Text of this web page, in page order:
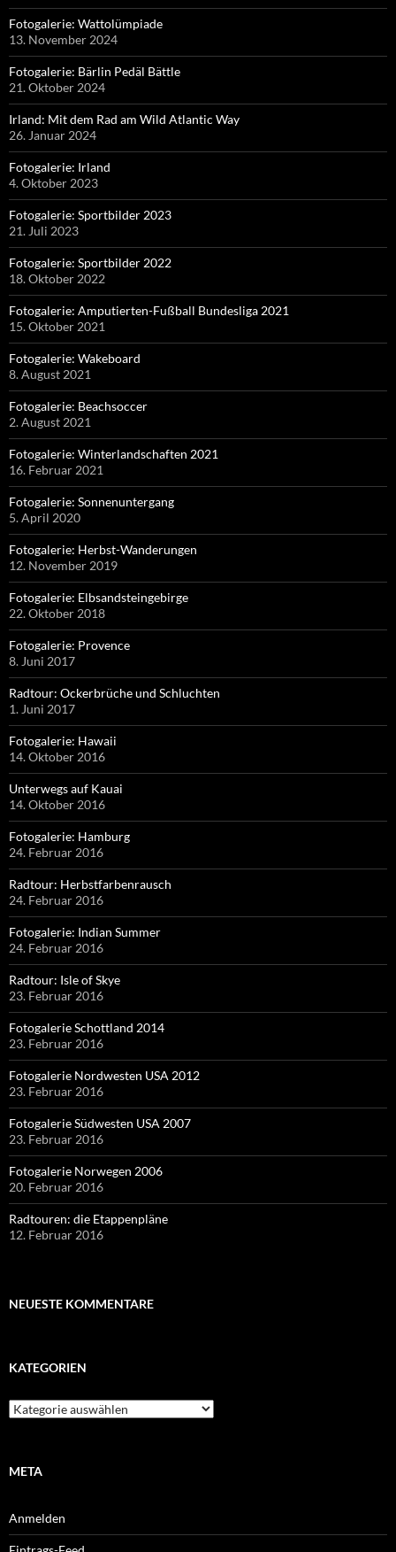
Fotogalerie: Wattolümpiade
13. November 2024
Fotogalerie: Bärlin Pedäl Bättle
21. Oktober 2024
Irland: Mit dem Rad am Wild Atlantic Way
26. Januar 2024
Fotogalerie: Irland
4. Oktober 2023
Fotogalerie: Sportbilder 2023
21. Juli 2023
Fotogalerie: Sportbilder 2022
18. Oktober 2022
Fotogalerie: Amputierten-Fußball Bundesliga 2021
15. Oktober 2021
Fotogalerie: Wakeboard
8. August 2021
Fotogalerie: Beachsoccer
2. August 2021
Fotogalerie: Winterlandschaften 2021
16. Februar 2021
Fotogalerie: Sonnenuntergang
5. April 2020
Fotogalerie: Herbst-Wanderungen
12. November 2019
Fotogalerie: Elbsandsteingebirge
22. Oktober 2018
Fotogalerie: Provence
8. Juni 2017
Radtour: Ockerbrüche und Schluchten
1. Juni 2017
Fotogalerie: Hawaii
14. Oktober 2016
Unterwegs auf Kauai
14. Oktober 2016
Fotogalerie: Hamburg
24. Februar 2016
Radtour: Herbstfarbenrausch
24. Februar 2016
Fotogalerie: Indian Summer
24. Februar 2016
Radtour: Isle of Skye
23. Februar 2016
Fotogalerie Schottland 2014
23. Februar 2016
Fotogalerie Nordwesten USA 2012
23. Februar 2016
Fotogalerie Südwesten USA 2007
23. Februar 2016
Fotogalerie Norwegen 2006
20. Februar 2016
Radtouren: die Etappenpläne
12. Februar 2016
NEUESTE KOMMENTARE
KATEGORIEN
Kategorien
META
Anmelden